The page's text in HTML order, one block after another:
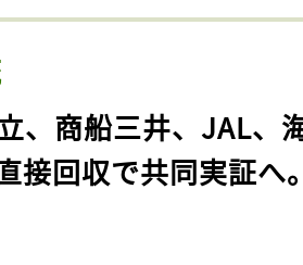
、商船三井、JAL、
接回収で共同実証へ